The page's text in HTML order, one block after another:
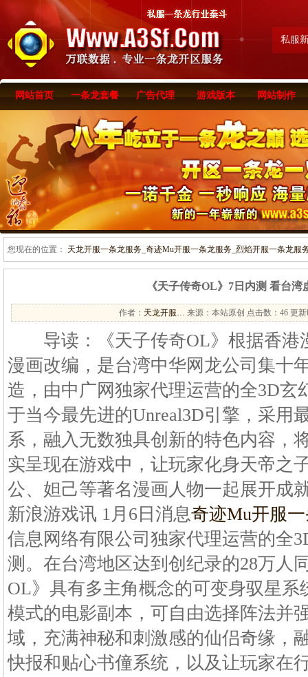
私服
网站首页 一条龙套餐 广告代理 游戏版本 网站制作
您现在的位置： 天龙开服一条龙服务_奇迹Mu开服一条龙服务_烈焰开服一条龙服
《天子传奇OL》7日内测 看台湾
作者： 天龙开服… 来源：本站原创 点击数： 46 更新
导读：《天子传奇OL》根据香港
漫画改编，是台湾中华网龙公司集十
造，由中广网独家代理运营的全3D玄
于当今最先进的Unreal3D引擎，采用
系，融入无数独具创新的特色内容，
实呈现在游戏中，让玩家化身天帝之
公、妲己等著名漫画人物一起展开成
新浪游戏讯 1月6日消息奇迹Mu开服
信息网络有限公司独家代理运营的全
测。在台湾地区达到创纪录的28万人
OL》具有多主角概念的可变身驭星
模式的电影副本，可自由选择阵法并
域，充满神秘和刺激感的仙侣奇缘，
快报和贴心书僮系统，以及让玩家在